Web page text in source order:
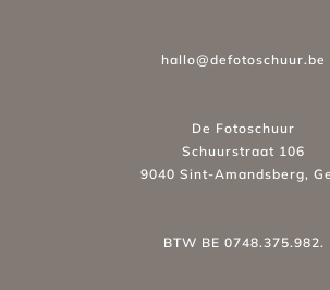
hallo@defotoschuur.be
De Fotoschuur
Schuurstraat 106
9040 Sint-Amandsberg,
BTW BE 0748.375.982.